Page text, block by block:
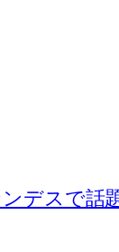
デスで話